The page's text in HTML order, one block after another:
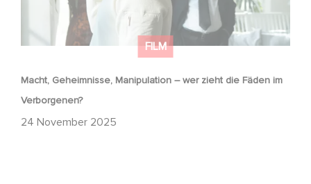
FILM
Macht, Geheimnisse, Manipulation – wer zieht die Fäden im
Verborgenen?
24 November 2025